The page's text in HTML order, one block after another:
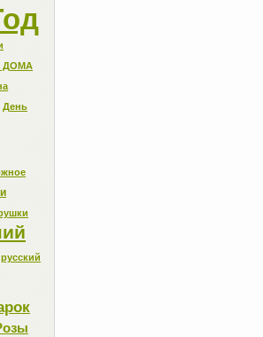
ДОМА
День
русский